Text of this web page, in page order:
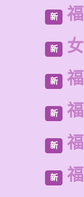
新
新
新
新
新
新